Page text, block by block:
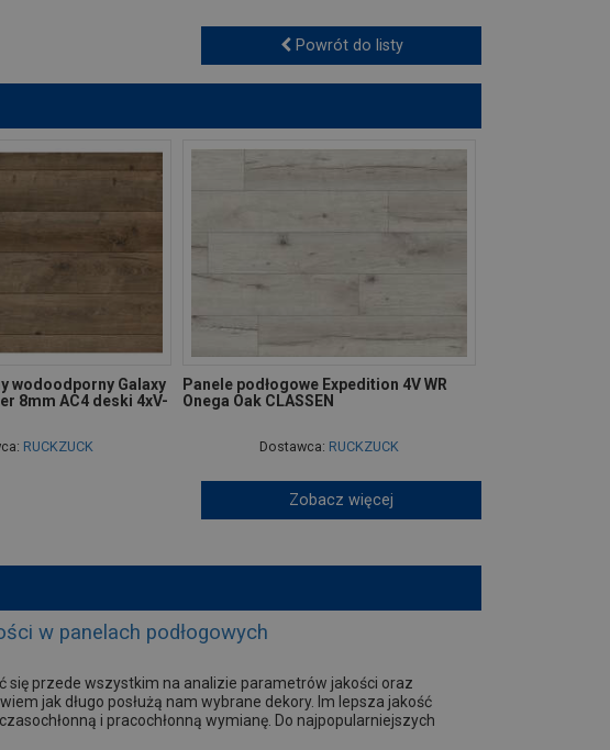
Powrót do listy
wodoodporny Galaxy
8mm AC4 deski 4xV-
RUCKZUCK
Panele podłogowe Expedition 4V WR
Onega Oak CLASSEN
Dostawca: RUCKZUCK
Zobacz więcej
w panelach podłogowych
się przede wszystkim na analizie parametrów jakości oraz
jak długo posłużą nam wybrane dekory. Im lepsza jakość
i pracochłonną wymianę. Do najpopularniejszych